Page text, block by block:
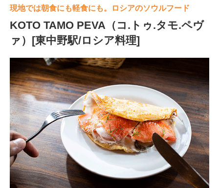
現地では朝食にも軽食にも。ロシアのソウルフード
KOTO TAMO PEVA（コ.トゥ.タモ.ペヴ
ァ）[東中野駅/ロシア料理]